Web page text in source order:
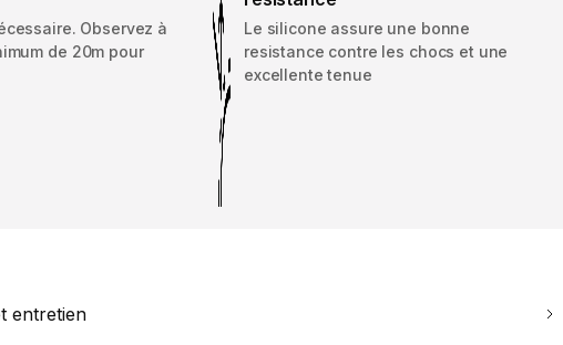
Observez à
de 20m pour
Le silicone assure une bonne
resistance contre les chocs et une
excellente tenue
entretien